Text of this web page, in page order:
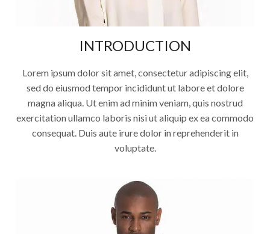
INTRODUCTION
Lorem ipsum dolor sit amet, consectetur adipiscing elit,
sed do eiusmod tempor incididunt ut labore et dolore
magna aliqua. Ut enim ad minim veniam, quis nostrud
exercitation ullamco laboris nisi ut aliquip ex ea commodo
consequat. Duis aute irure dolor in reprehenderit in
voluptate.